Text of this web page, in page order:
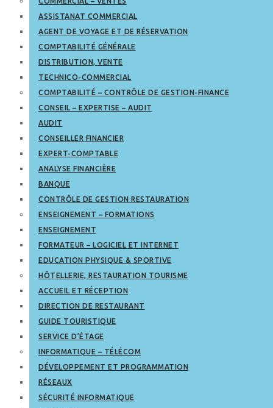
ASSISTANAT COMMERCIAL
AGENT DE VOYAGE ET DE RÉSERVATION
COMPTABILITÉ GÉNÉRALE
DISTRIBUTION, VENTE
TECHNICO-COMMERCIAL
COMPTABILITÉ – CONTRÔLE DE GESTION-FINANCE
CONSEIL – EXPERTISE – AUDIT
AUDIT
CONSEILLER FINANCIER
EXPERT-COMPTABLE
ANALYSE FINANCIÈRE
BANQUE
CONTRÔLE DE GESTION RESTAURATION
ENSEIGNEMENT – FORMATIONS
ENSEIGNEMENT
FORMATEUR – LOGICIEL ET INTERNET
EDUCATION PHYSIQUE & SPORTIVE
HÔTELLERIE, RESTAURATION TOURISME
ACCUEIL ET RÉCEPTION
DIRECTION DE RESTAURANT
GUIDE TOURISTIQUE
SERVICE D’ÉTAGE
INFORMATIQUE – TÉLÉCOM
DÉVELOPPEMENT ET PROGRAMMATION
RÉSEAUX
SÉCURITÉ INFORMATIQUE